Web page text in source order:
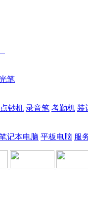
笔
点钞机 录音笔 考勤机 装
记本电脑 平板电脑 服